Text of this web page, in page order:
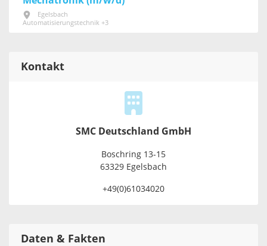
Egelsbach
Automatisierungstechnik +3
Kontakt
SMC Deutschland GmbH
Boschring 13-15
63329 Egelsbach
+49(0)61034020
Daten & Fakten